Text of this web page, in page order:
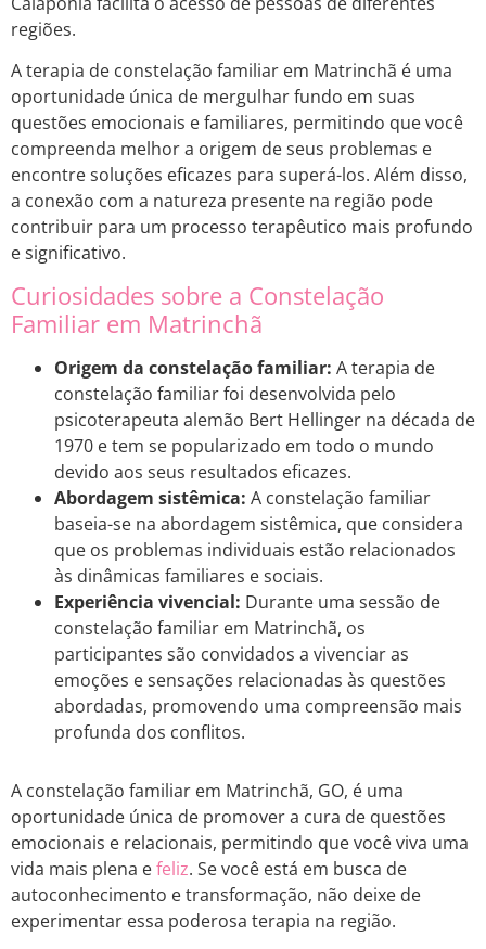
regiões.
A terapia de constelação familiar em Matrinchã é uma
oportunidade única de mergulhar fundo em suas
questões emocionais e familiares, permitindo que você
compreenda melhor a origem de seus problemas e
encontre soluções eficazes para superá-los. Além disso,
a conexão com a natureza presente na região pode
contribuir para um processo terapêutico mais profundo
e significativo.
Curiosidades sobre a Constelação
Familiar em Matrinchã
Origem da constelação familiar: A terapia de
constelação familiar foi desenvolvida pelo
psicoterapeuta alemão Bert Hellinger na década de
1970 e tem se popularizado em todo o mundo
devido aos seus resultados eficazes.
Abordagem sistêmica: A constelação familiar
baseia-se na abordagem sistêmica, que considera
que os problemas individuais estão relacionados
às dinâmicas familiares e sociais.
Experiência vivencial: Durante uma sessão de
constelação familiar em Matrinchã, os
participantes são convidados a vivenciar as
emoções e sensações relacionadas às questões
abordadas, promovendo uma compreensão mais
profunda dos conflitos.
A constelação familiar em Matrinchã, GO, é uma
oportunidade única de promover a cura de questões
emocionais e relacionais, permitindo que você viva uma
vida mais plena efeliz. Se você está em busca de
autoconhecimento e transformação, não deixe de
experimentar essa poderosa terapia na região.